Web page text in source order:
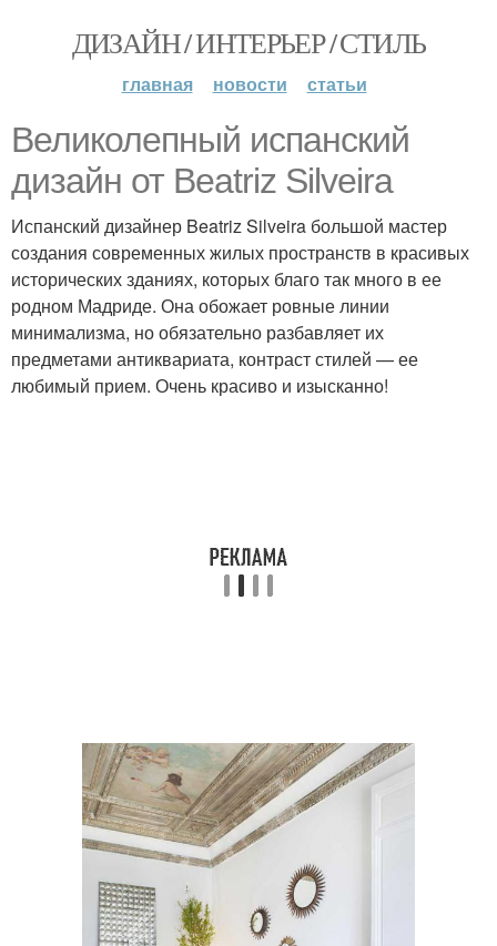
ДИЗАЙН / ИНТЕРЬЕР / СТИЛЬ
главная новости статьи
Великолепный испанский
дизайн от Beatriz Silveira
Испанский дизайнер Beatriz Silveira большой мастер
создания современных жилых пространств в красивых
исторических зданиях, которых благо так много в ее
родном Мадриде. Она обожает ровные линии
минимализма, но обязательно разбавляет их
предметами антиквариата, контраст стилей — ее
любимый прием. Очень красиво и изысканно!